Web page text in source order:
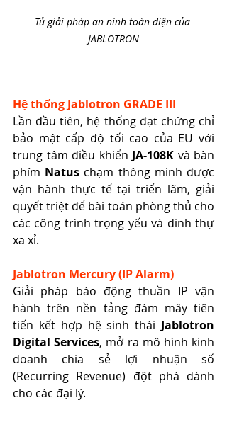
Tủ giải pháp an ninh toàn diện của
JABLOTRON
Hệ thống Jablotron GRADE III
Lần đầu tiên, hệ thống đạt chứng chỉ
bảo mật cấp độ tối cao của EU với
trung tâm điều khiển JA-108K và bàn
phím Natus chạm thông minh được
vận hành thực tế tại triển lãm, giải
quyết triệt để bài toán phòng thủ cho
các công trình trọng yếu và dinh thự
xa xỉ.
Jablotron Mercury (IP Alarm)
Giải pháp báo động thuần IP vận
hành trên nền tảng đám mây tiên
tiến kết hợp hệ sinh thái Jablotron
Digital Services, mở ra mô hình kinh
doanh chia sẻ lợi nhuận số
(Recurring Revenue) đột phá dành
cho các đại lý.